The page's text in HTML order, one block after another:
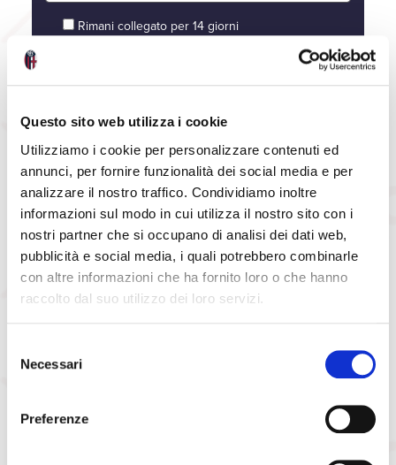
Questo sito web utilizza i cookie
Utilizziamo i cookie per personalizzare contenuti ed
annunci, per fornire funzionalità dei social media e per
analizzare il nostro traffico. Condividiamo inoltre
informazioni sul modo in cui utilizza il nostro sito con i
nostri partner che si occupano di analisi dei dati web,
pubblicità e social media, i quali potrebbero combinarle
con altre informazioni che ha fornito loro o che hanno
raccolto dal suo utilizzo dei loro servizi.
delNecessari
Preferenze
Rimani collegato per 14 giorni
Accedi